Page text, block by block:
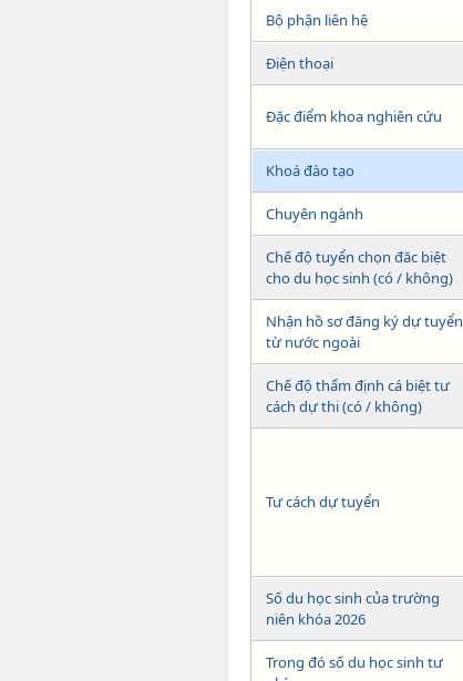
Bộ phận liên hệ
Điện thoại
Đặc điểm khoa nghiên cứu
Khoá đào tạo
Chuyên ngành
Chế độ tuyển chọn đăc biệt
cho du học sinh (có / không)
Nhận hồ sơ đăng ký dự tuyển
từ nước ngoài
Chế độ thẩm định cá biệt tư
cách dự thi (có / không)
Tư cách dự tuyển
Số du học sinh của trường
niên khóa 2026
Trong đó số du học sinh tư